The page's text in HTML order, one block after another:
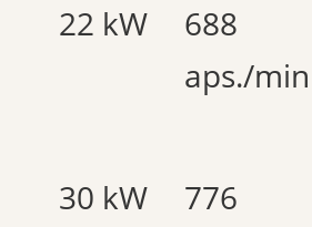
22 kW
688
aps./min
30 kW
776